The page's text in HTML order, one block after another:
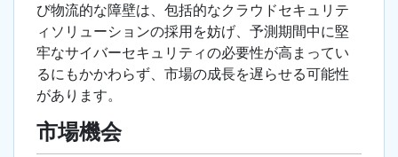
び物流的な障壁は、包括的なクラウドセキュリテ
ィソリューションの採用を妨げ、予測期間中に堅
牢なサイバーセキュリティの必要性が高まってい
るにもかかわらず、市場の成長を遅らせる可能性
があります。
市場機会